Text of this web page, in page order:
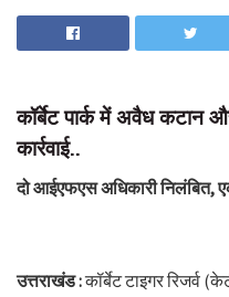
कॉर्बेट पार्क में अवैध कटान
कार्रवाई..
दो आईएफएस अधिकारी निलंबित,
उत्तराखंड :कॉर्बेट टाइगर रिजर्व